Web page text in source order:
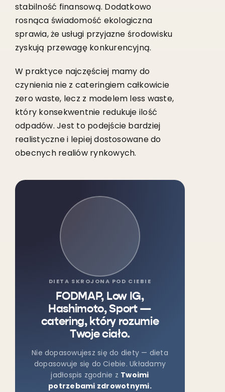
stabilność finansową. Dodatkowo
rosnąca świadomość ekologiczna
sprawia, że usługi przyjazne środowisku
zyskują przewagę konkurencyjną.
W praktyce najczęściej mamy do
czynienia nie z cateringiem całkowicie
zero waste, lecz z modelem less waste,
który konsekwentnie redukuje ilość
odpadów. Jest to podejście bardziej
realistyczne i lepiej dostosowane do
obecnych realiów rynkowych.
DIETA SKROJONA POD CIEBIE
FODMAP, Low IG,
Hashimoto, Sport —
catering, który rozumie
Twoje ciało.
Nie dopasowujesz się do diety — dieta
dopasowuje się do Ciebie. Układamy
jadłospis zgodnie z Twoimi
potrzebami zdrowotnymi.